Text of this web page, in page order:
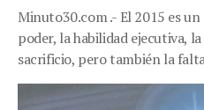
Minuto30.com .- El 2015 es
poder, la habilidad ejecutiva,
sacrificio, pero también la